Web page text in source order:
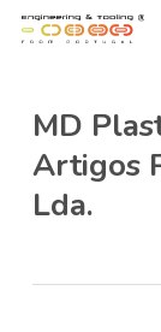
Skip
content
MD
Artigos
Lda.